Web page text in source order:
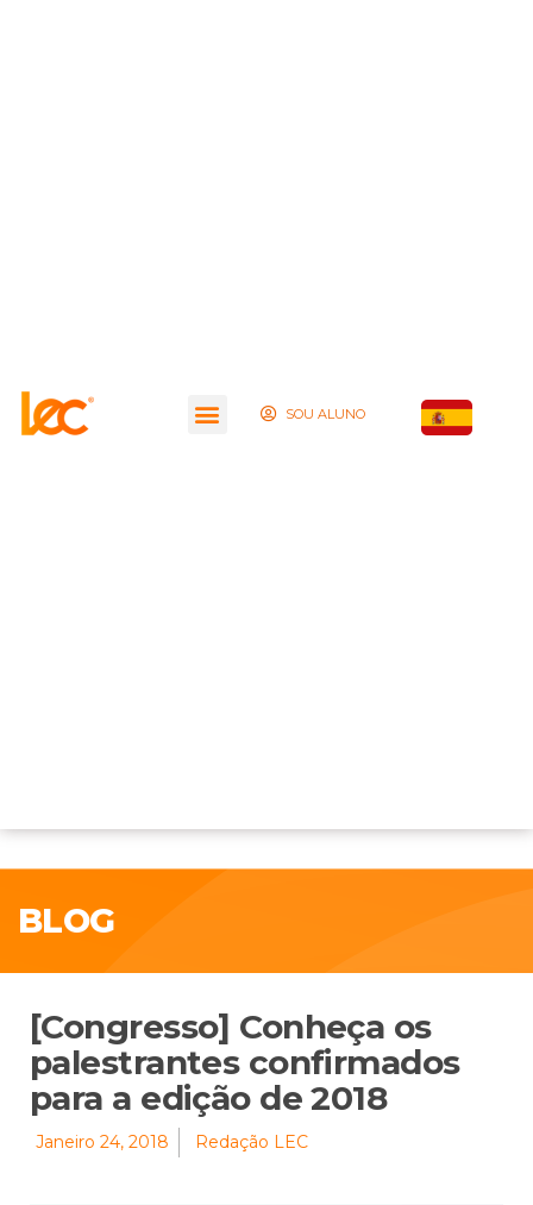
SOU ALUNO
BLOG
[Congresso] Conheça os
palestrantes confirmados
para a edição de 2018
Janeiro 24, 2018 Redação LEC